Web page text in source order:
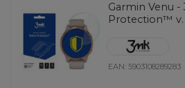
Garmin Venu
Protection™ v.
EAN: 5903108289283